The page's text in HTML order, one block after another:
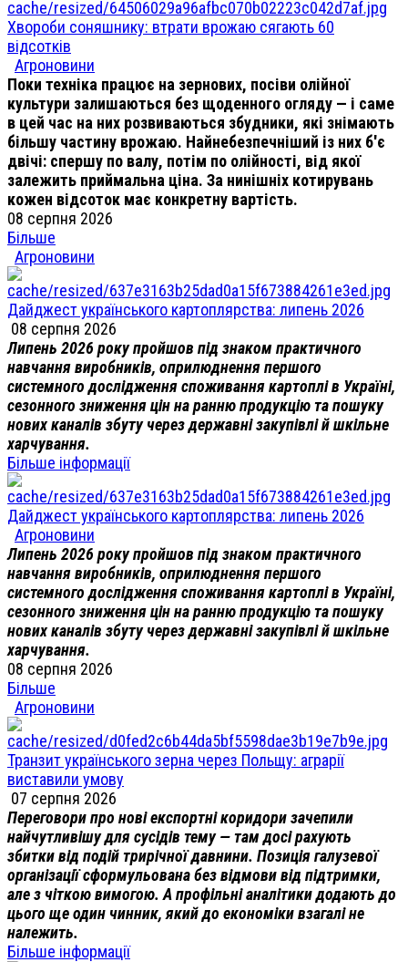
Хвороби соняшнику: втрати врожаю сягають 60
відсотків
Агроновини
Поки техніка працює на зернових, посіви олійної
культури залишаються без щоденного огляду — і саме
в цей час на них розвиваються збудники, які знімають
більшу частину врожаю. Найнебезпечніший із них б'є
двічі: спершу по валу, потім по олійності, від якої
залежить приймальна ціна. За нинішніх котирувань
кожен відсоток має конкретну вартість.
08 серпня 2026
Більше
Агроновини
Дайджест українського картоплярства: липень 2026
08 серпня 2026
Липень 2026 року пройшов під знаком практичного
навчання виробників, оприлюднення першого
системного дослідження споживання картоплі в Україні,
сезонного зниження цін на ранню продукцію та пошуку
нових каналів збуту через державні закупівлі й шкільне
харчування.
Більше інформації
Дайджест українського картоплярства: липень 2026
Агроновини
Липень 2026 року пройшов під знаком практичного
навчання виробників, оприлюднення першого
системного дослідження споживання картоплі в Україні,
сезонного зниження цін на ранню продукцію та пошуку
нових каналів збуту через державні закупівлі й шкільне
харчування.
08 серпня 2026
Більше
Агроновини
Транзит українського зерна через Польщу: аграрії
виставили умову
07 серпня 2026
Переговори про нові експортні коридори зачепили
найчутливішу для сусідів тему — там досі рахують
збитки від подій трирічної давнини. Позиція галузевої
організації сформульована без відмови від підтримки,
але з чіткою вимогою. А профільні аналітики додають до
цього ще один чинник, який до економіки взагалі не
належить.
Більше інформації